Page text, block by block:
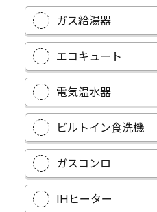
ガス給湯器
エコキュート
電気温水器
ビルトイン食洗機
ガスコンロ
IHヒーター